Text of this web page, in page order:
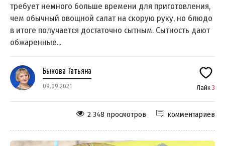
требует немного больше времени для приготовления,
чем обычный овощной салат на скорую руку, но блюдо
в итоге получается достаточно сытным. Сытность дают
обжаренные...
Быкова Татьяна
09.09.2021 Лайк 3
комментариев
2 348 просмотров